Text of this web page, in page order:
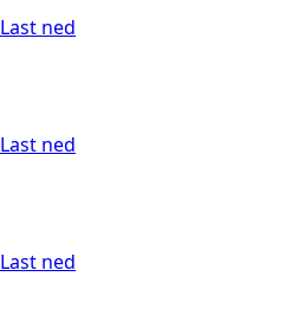
Last ned
Last ned
Last ned